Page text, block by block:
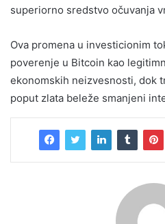
superiorno sredstvo očuvanja
Ova promena u investicionim
poverenje u Bitcoin kao
ekonomskih neizvesnosti, dok
poput zlata beleže smanjeni